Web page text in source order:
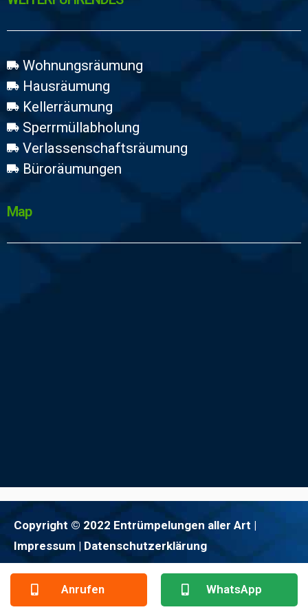
Wohnungsräumung
Hausräumung
Kellerräumung
Sperrmüllabholung
Verlassenschaftsräumung
Büroräumungen
Map
Copyright © 2022 Entrümpelungen aller Art |
Impressum | Datenschutzerklärung
Anrufen WhatsApp